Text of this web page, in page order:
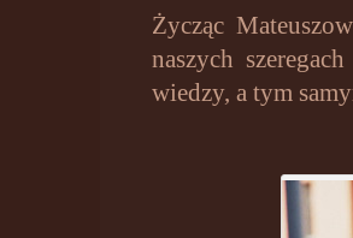
Życząc
naszych
wiedzy, a tym